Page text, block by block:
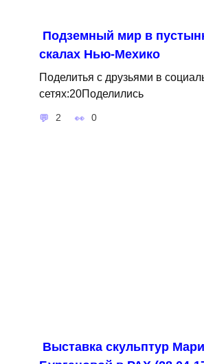
Подземный мир в
скалах Нью-Мехико
Поделитья с друзьями в
сетях:20Поделились
2 0
Выставка скульптур